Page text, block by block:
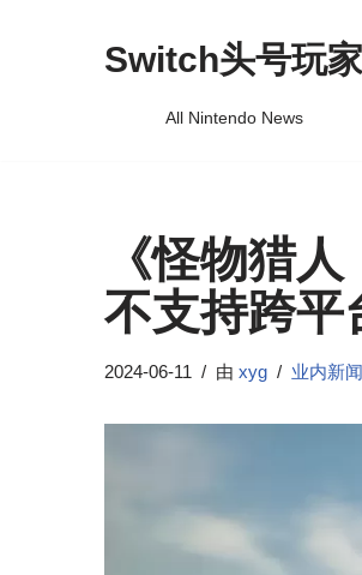
Switch头号玩家
All Nintendo News
《怪物猎
不支持跨平
2024-06-11 由 xyg 业内新闻